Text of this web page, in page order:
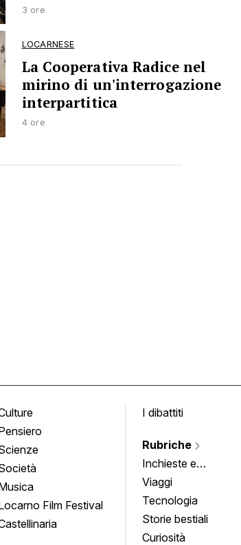
3 ore
LOCARNESE
La Cooperativa Radice nel
mirino di un'interrogazione
interpartitica
4 ore
Film Festival
I dibattiti
Rubriche
Inchieste e
approfondimenti
Viaggi
Tecnologia
Storie bestiali
Curiosità